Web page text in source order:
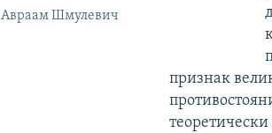
Авраам Шмулевич
признак